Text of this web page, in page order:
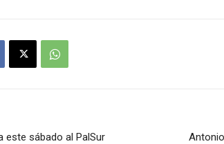
este sábado al PalSur